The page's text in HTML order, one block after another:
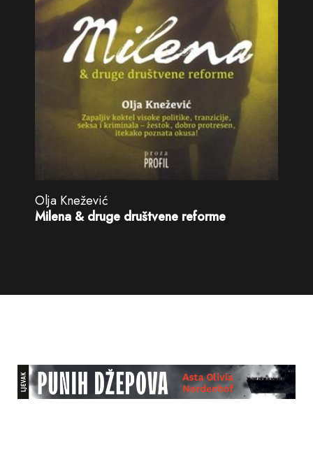
Olja Knežević
Milena & druge društvene reforme